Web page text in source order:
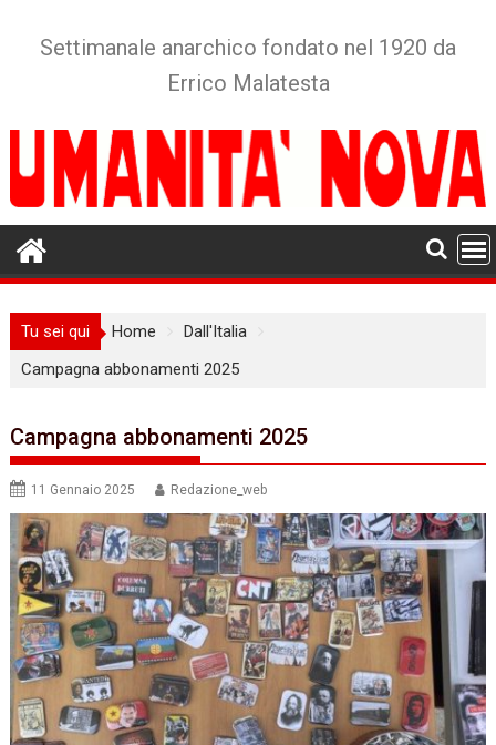
Settimanale anarchico fondato nel 1920 da
Errico Malatesta
Tu sei qui Home
Dall'Italia
Campagna abbonamenti 2025
Campagna abbonamenti 2025
11 Gennaio 2025 Redazione_web